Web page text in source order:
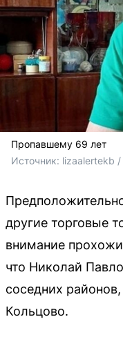
Пропавшему 69 лет
Источник: lizaalertekb
другие торговые
внимание
что Николай
соседних
Кольцово.